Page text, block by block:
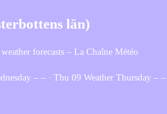
län)
forecasts – La Chaîne Météo
– – · Thu 09 Weather Thursday –